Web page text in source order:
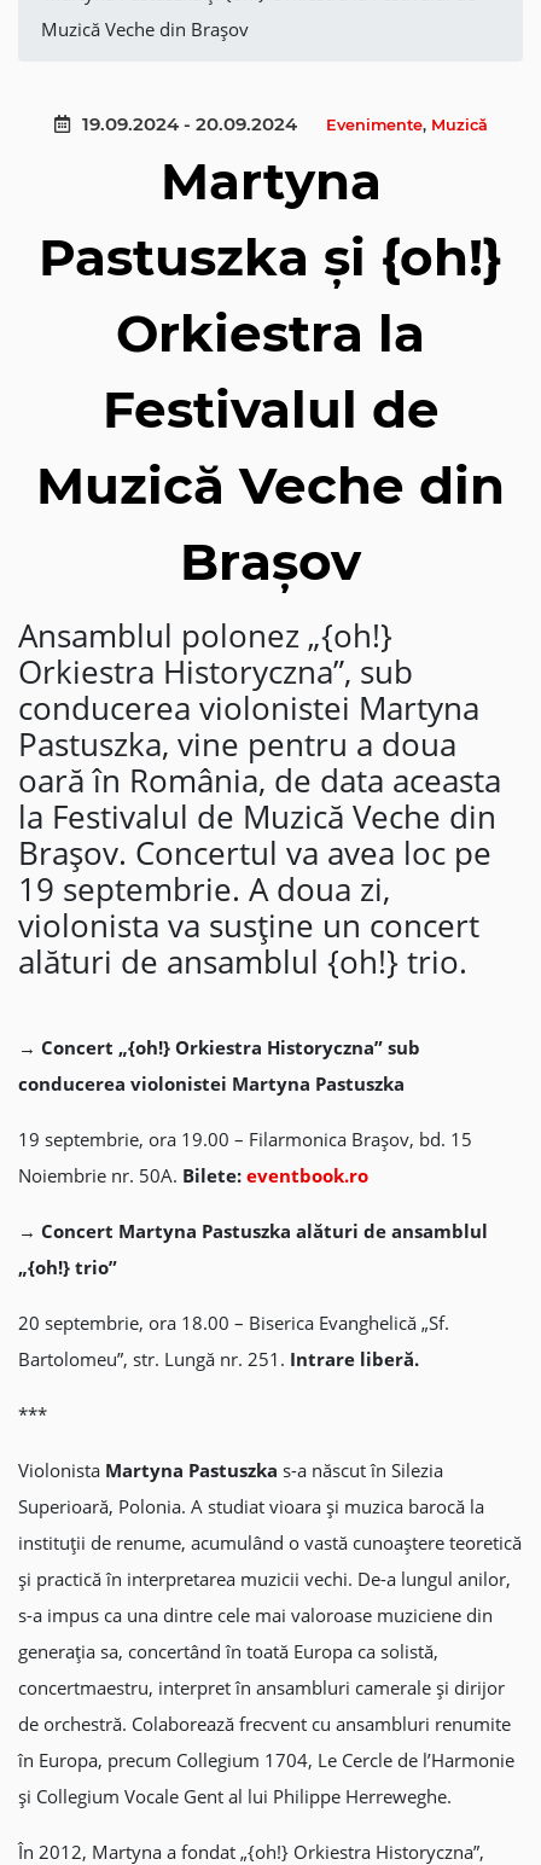
Muzică Veche din Brașov
19.09.2024 - 20.09.2024 Evenimente, Muzică
Martyna
Pastuszka și {oh!}
Orkiestra la
Festivalul de
Muzică Veche din
Brașov
Ansamblul polonez „{oh!}
Orkiestra Historyczna”, sub
conducerea violonistei Martyna
Pastuszka, vine pentru a doua
oară în România, de data aceasta
la Festivalul de Muzică Veche din
Brașov. Concertul va avea loc pe
19 septembrie. A doua zi,
violonista va susține un concert
alături de ansamblul {oh!} trio.
→ Concert „{oh!} Orkiestra Historyczna” sub
conducerea violonistei Martyna Pastuszka
19 septembrie, ora 19.00 – Filarmonica Brașov, bd. 15
Noiembrie nr. 50A. Bilete: eventbook.ro
→ Concert Martyna Pastuszka alături de ansamblul
„{oh!} trio”
20 septembrie, ora 18.00 – Biserica Evanghelică „Sf.
Bartolomeu”, str. Lungă nr. 251. Intrare liberă.
***
Violonista Martyna Pastuszka s-a născut în Silezia
Superioară, Polonia. A studiat vioara și muzica barocă la
instituții de renume, acumulând o vastă cunoaștere teoretică
și practică în interpretarea muzicii vechi. De-a lungul anilor,
s-a impus ca una dintre cele mai valoroase muziciene din
generația sa, concertând în toată Europa ca solistă,
concertmaestru, interpret în ansambluri camerale și dirijor
de orchestră. Colaborează frecvent cu ansambluri renumite
în Europa, precum Collegium 1704, Le Cercle de l’Harmonie
și Collegium Vocale Gent al lui Philippe Herreweghe.
În 2012, Martyna a fondat „{oh!} Orkiestra Historyczna”,